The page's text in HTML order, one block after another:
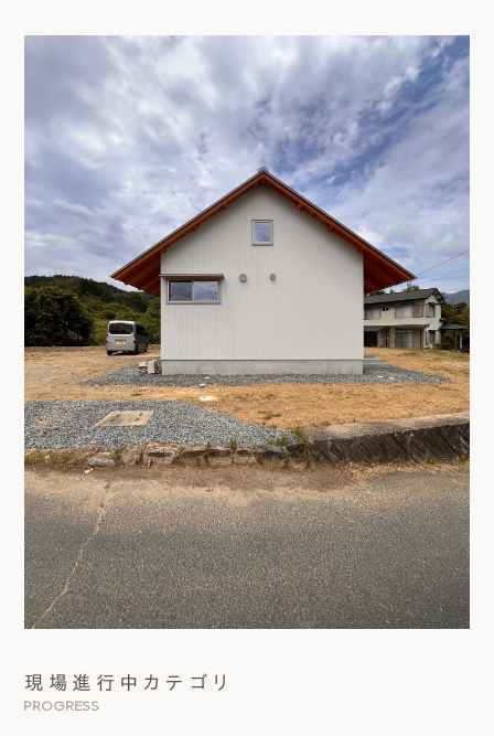
現場進行中カテゴリ
PROGRESS